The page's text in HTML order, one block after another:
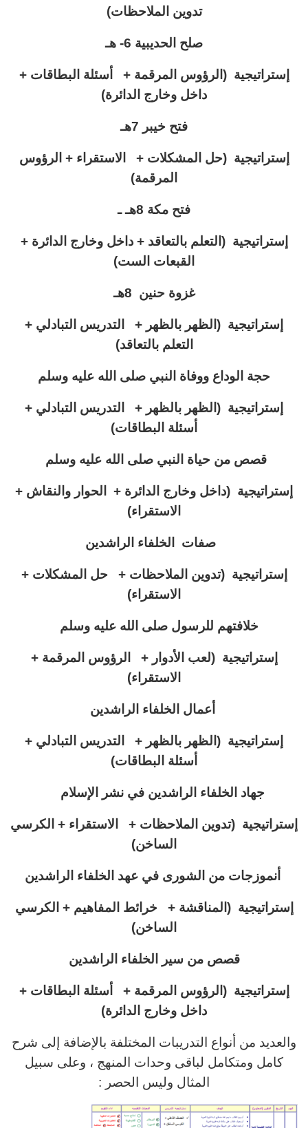
تدوين الملاحظات)
صلح الحديبية 6- هـ
إستراتيجية (الرؤوس المرقمة + أسئلة البطاقات +
داخل وخارج الدائرة)
فتح خيبر 7هـ
إستراتيجية (حل المشكلات + الاستقراء + الرؤوس
المرقمة)
فتح مكة 8هـ ـ
إستراتيجية (التعلم بالتعاقد + داخل وخارج الدائرة +
القبعات الست)
غزوة حنين 8هـ
إستراتيجية ( الظهر بالظهر + التدريس التبادلي +
التعلم بالتعاقد)
حجة الوداع ووفاة النبي صلى الله عليه وسلم
إستراتيجية (الظهر بالظهر + التدريس التبادلي +
أسئلة البطاقات)
قصص من حياة النبي صلى الله عليه وسلم
إستراتيجية (داخل وخارج الدائرة + الحوار والنقاش +
الاستقراء)
صفات الخلفاء الراشدين
إستراتيجية (تدوين الملاحظات + حل المشكلات +
الاستقراء)
خلافتهم للرسول صلى الله عليه وسلم
إستراتيجية (لعب الأدوار + الرؤوس المرقمة +
الاستقراء)
أعمال الخلفاء الراشدين
إستراتيجية (الظهر بالظهر + التدريس التبادلي +
أسئلة البطاقات)
جهاد الخلفاء الراشدين في نشر الإسلام
إستراتيجية (تدوين الملاحظات + الاستقراء + الكرسي
الساخن)
أنموزجات من الشورى في عهد الخلفاء الراشدين
إستراتيجية (المناقشة + خرائط المفاهيم + الكرسي
الساخن)
قصص من سير الخلفاء الراشدين
إستراتيجية (الرؤوس المرقمة + أسئلة البطاقات +
داخل وخارج الدائرة)
والعديد من أنواع التدريبات المختلفة بالإضافة إلى شرح
كامل ومتكامل لباقى وحدات المنهج ، وعلى سبيل
المثال وليس الحصر :